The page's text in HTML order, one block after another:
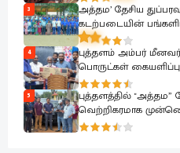
3
அத்தம’ தேசிய
கடற்படையின்
4
புத்தளம் அம்பர் மீனவர்
பொருட்கள்
5
புத்தளத்தில்
வெற்றிகரமாக